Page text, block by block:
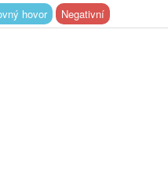
hovor
Negativní